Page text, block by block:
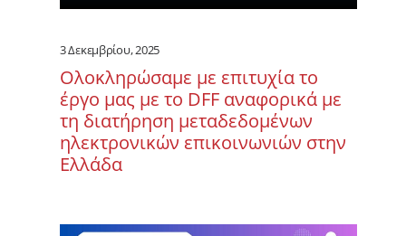
3 Δεκεμβρίου, 2025
Ολοκληρώσαμε με επιτυχία το
έργο μας με το DFF αναφορικά με
τη διατήρηση μεταδεδομένων
ηλεκτρονικών επικοινωνιών στην
Ελλάδα